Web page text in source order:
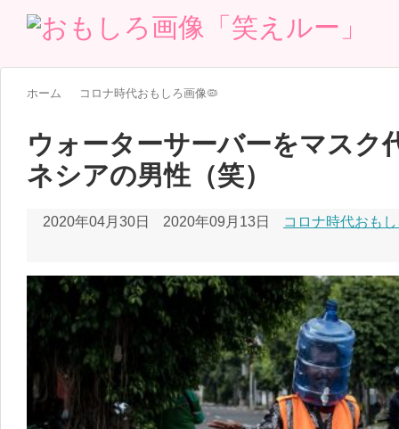
ホーム コロナ時代おもしろ画像🦠
ウォーターサーバーをマスク
ネシアの男性（笑）
2020年04月30日 2020年09月13日 コロナ時代おも